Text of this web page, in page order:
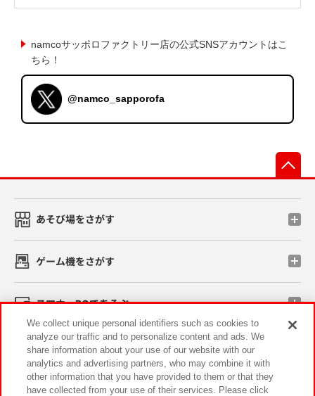
namcoサッポロファクトリー店の公式SNSアカウントはこ
ちら！
@namco_sapporofa
あそび場をさがす
ゲーム機をさがす
スマホ・PCであそぶ
イベント・キャンペーン
We collect unique personal identifiers such as cookies to
analyze our traffic and to personalize content and ads. We
share information about your use of our website with our
analytics and advertising partners, who may combine it with
other information that you have provided to them or that they
have collected from your use of their services. Please click